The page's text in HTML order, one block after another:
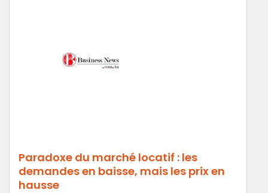
Paradoxe du marché locatif : les
demandes en baisse, mais les prix en
hausse